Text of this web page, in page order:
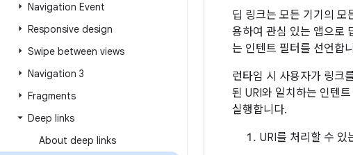
Navigation Event
Responsive design
Swipe between views
Navigation 3
Fragments
Deep links
About deep links
딥 링크는 모든 기기의
용하여 관심 있는 앱으로
는 인텐트 필터를 선언합
런타임 시 사용자가 링크
된 URI와 일치하는 인텐
실행합니다.
URI를 처리할 수 있